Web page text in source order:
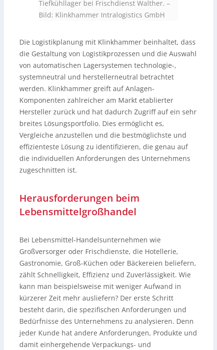
Tiefkühllager bei Frischdienst Walther. –
Bild: Klinkhammer Intralogistics GmbH
Die Logistikplanung mit Klinkhammer beinhaltet, dass
die Gestaltung von Logistikprozessen und die Auswahl
von automatischen Lagersystemen technologie-,
systemneutral und herstellerneutral betrachtet
werden. Klinkhammer greift auf Anlagen-
Komponenten zahlreicher am Markt etablierter
Hersteller zurück und hat dadurch Zugriff auf ein sehr
breites Lösungsportfolio. Dies ermöglicht es,
Vergleiche anzustellen und die bestmöglichste und
effizienteste Lösung zu identifizieren, die genau auf
die individuellen Anforderungen des Unternehmens
zugeschnitten ist.
Herausforderungen beim
Lebensmittelgroßhandel
Bei Lebensmittel-Handelsunternehmen wie
Großversorger oder Frischdienste, die Hotellerie,
Gastronomie, Groß-Küchen oder Bäckereien beliefern,
zählt Schnelligkeit, Effizienz und Zuverlässigkeit. Wie
kann man beispielsweise mit weniger Aufwand in
kürzerer Zeit mehr ausliefern? Der erste Schritt
besteht darin, die spezifischen Anforderungen und
Bedürfnisse des Unternehmens zu analysieren. Denn
jeder Kunde hat andere Anforderungen, Produkte und
damit einhergehende Verpackungs- und